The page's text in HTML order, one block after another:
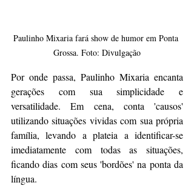
Paulinho Mixaria fará show de humor em Ponta
Grossa. Foto: Divulgação
Por onde passa, Paulinho Mixaria encanta
gerações com sua simplicidade e
versatilidade. Em cena, conta 'causos'
utilizando situações vividas com sua própria
família, levando a plateia a identificar-se
imediatamente com todas as situações,
ficando dias com seus 'bordões' na ponta da
língua.